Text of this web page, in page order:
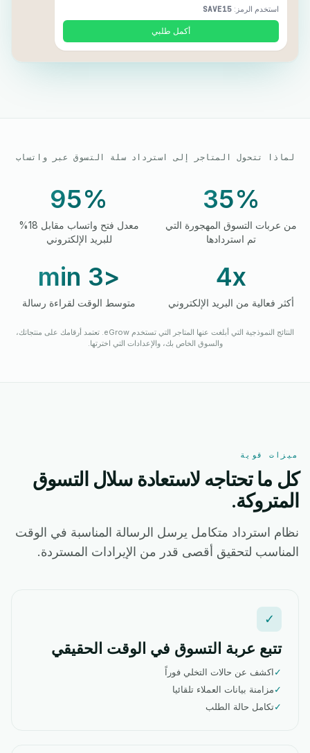
استخدم الرمز: SAVE15
أكمل طلبي
لماذا تتحول المتاجر إلى استرداد سلة التسوق عبر واتساب
35%
من عربات التسوق المهجورة التي
تم استردادها
95%
معدل فتح واتساب مقابل 18%
للبريد الإلكتروني
4x
أكثر فعالية من البريد الإلكتروني
<3 min
متوسط الوقت لقراءة رسالة
النتائج النموذجية التي أبلغت عنها المتاجر التي تستخدم eGrow. تعتمد أرقامك على منتجاتك،
والسوق الخاص بك، والإعدادات التي اخترتها.
ميزات قوية
كل ما تحتاجه لاستعادة سلال التسوق
المتروكة.
نظام استرداد متكامل يرسل الرسالة المناسبة في الوقت
المناسب لتحقيق أقصى قدر من الإيرادات المستردة.
✓
تتبع عربة التسوق في الوقت الحقيقي
✓اكشف عن حالات التخلي فوراً
✓مزامنة بيانات العملاء تلقائيا
✓تكامل حالة الطلب